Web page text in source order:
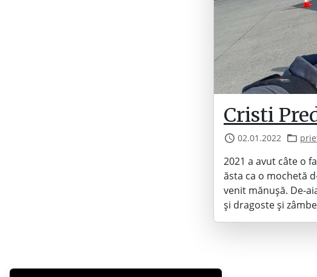
Cristi
02.01.2022
2021 a avut câte o
ăsta ca o mochetă
venit mănușă. De-
și dragoste și